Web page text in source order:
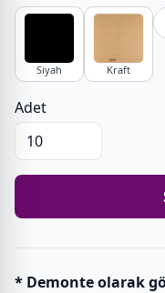
Siyah Kraft
Adet
* Demonte olarak